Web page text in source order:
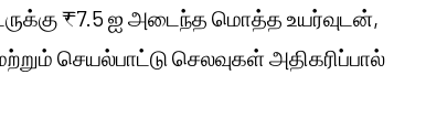
₹7.5 ஐ அடைந்த மொத்த உயர்வுடன்,
செயல்பாட்டு செலவுகள் அதிகரிப்பால்